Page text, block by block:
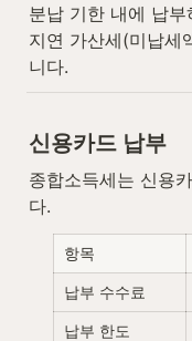
분납 기한 내에 납
지연 가산세(미납
니다.
신용카드 납부
종합소득세는 신용
다.
항목
납부 수수료
납부 한도